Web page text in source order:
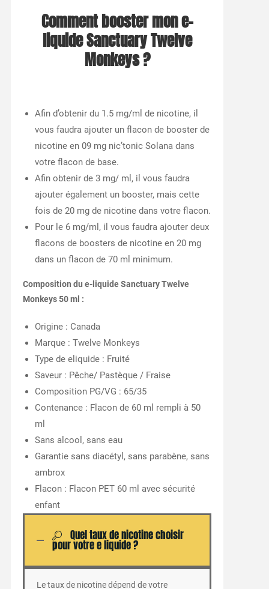
Comment booster mon e-
liquide Sanctuary Twelve
Monkeys ?
Afin d’obtenir du 1.5 mg/ml de nicotine, il
vous faudra ajouter un flacon de booster de
nicotine en 09 mg nic’tonic Solana dans
votre flacon de base.
Afin obtenir de 3 mg/ ml, il vous faudra
ajouter également un booster, mais cette
fois de 20 mg de nicotine dans votre flacon.
Pour le 6 mg/ml, il vous faudra ajouter deux
flacons de boosters de nicotine en 20 mg
dans un flacon de 70 ml minimum.
Composition du e-liquide Sanctuary Twelve
Monkeys 50 ml :
Origine : Canada
Marque : Twelve Monkeys
Type de eliquide : Fruité
Saveur : Pêche/ Pastèque / Fraise
Composition PG/VG : 65/35
Contenance : Flacon de 60 ml rempli à 50
ml
Sans alcool, sans eau
Garantie sans diacétyl, sans parabène, sans
ambrox
Flacon : Flacon PET 60 ml avec sécurité
enfant
Quel taux de nicotine choisir
pour votre e liquide ?
Le taux de nicotine dépend de votre